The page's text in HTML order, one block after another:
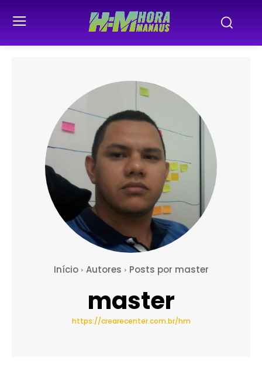
Início Autores Posts por master
master
https://crearecenter.com.br/hm